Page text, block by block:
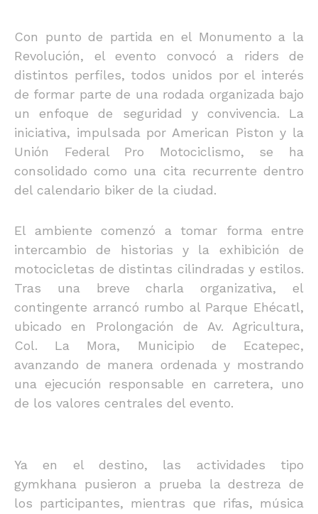
Con punto de partida en el Monumento a la
Revolución, el evento convocó a riders de
distintos perfiles, todos unidos por el interés
de formar parte de una rodada organizada bajo
un enfoque de seguridad y convivencia. La
iniciativa, impulsada por American Piston y la
Unión Federal Pro Motociclismo, se ha
consolidado como una cita recurrente dentro
del calendario biker de la ciudad.
El ambiente comenzó a tomar forma entre
intercambio de historias y la exhibición de
motocicletas de distintas cilindradas y estilos.
Tras una breve charla organizativa, el
contingente arrancó rumbo al Parque Ehécatl,
ubicado en Prolongación de Av. Agricultura,
Col. La Mora, Municipio de Ecatepec,
avanzando de manera ordenada y mostrando
una ejecución responsable en carretera, uno
de los valores centrales del evento.
Ya en el destino, las actividades tipo
gymkhana pusieron a prueba la destreza de
los participantes, mientras que rifas, música